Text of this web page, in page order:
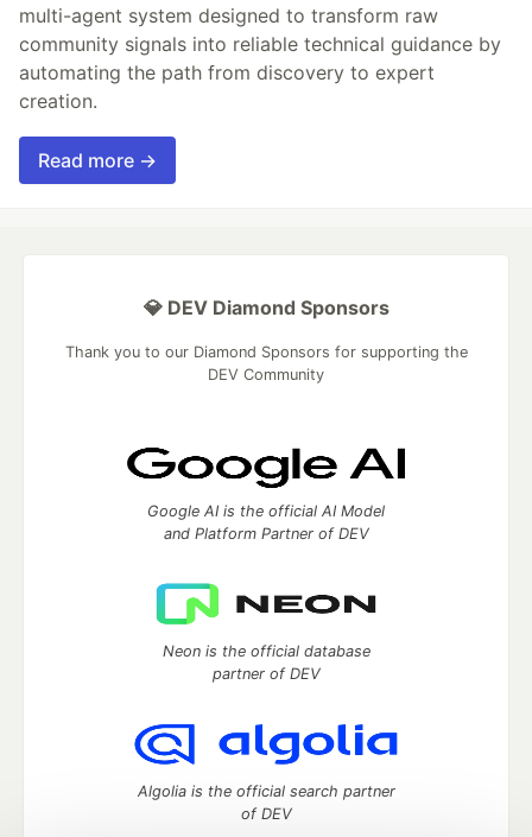
multi-agent system designed to transform raw
community signals into reliable technical guidance by
automating the path from discovery to expert
creation.
Read more →
💎 DEV Diamond Sponsors
Thank you to our Diamond Sponsors for supporting the
DEV Community
Google AI is the official AI Model
and Platform Partner of DEV
Neon is the official database
partner of DEV
Algolia is the official search partner
of DEV